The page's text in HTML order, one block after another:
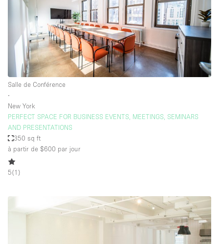
Salle de Conférence
∙
New York
PERFECT SPACE FOR BUSINESS EVENTS, MEETINGS, SEMINARS
AND PRESENTATIONS
350 sq ft
à partir de $600 par jour
5(1 )